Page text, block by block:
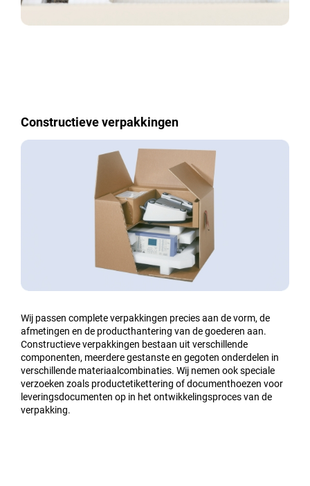
Constructieve verpakkingen
Wij passen complete verpakkingen precies aan de vorm, de
afmetingen en de producthantering van de goederen aan.
Constructieve verpakkingen bestaan uit verschillende
componenten, meerdere gestanste en gegoten onderdelen in
verschillende materiaalcombinaties. Wij nemen ook speciale
verzoeken zoals productetikettering of documenthoezen voor
leveringsdocumenten op in het ontwikkelingsproces van de
verpakking.